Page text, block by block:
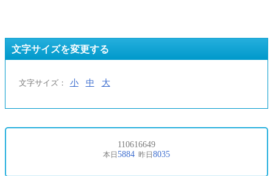
文字サイズを変更する
文字サイズ： 小 中 大